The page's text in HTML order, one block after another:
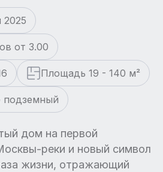
2025
от 3.00
Площадь 19 - 140 м²
подземный
дом на первой
реки и новый символ
жизни, отражающий